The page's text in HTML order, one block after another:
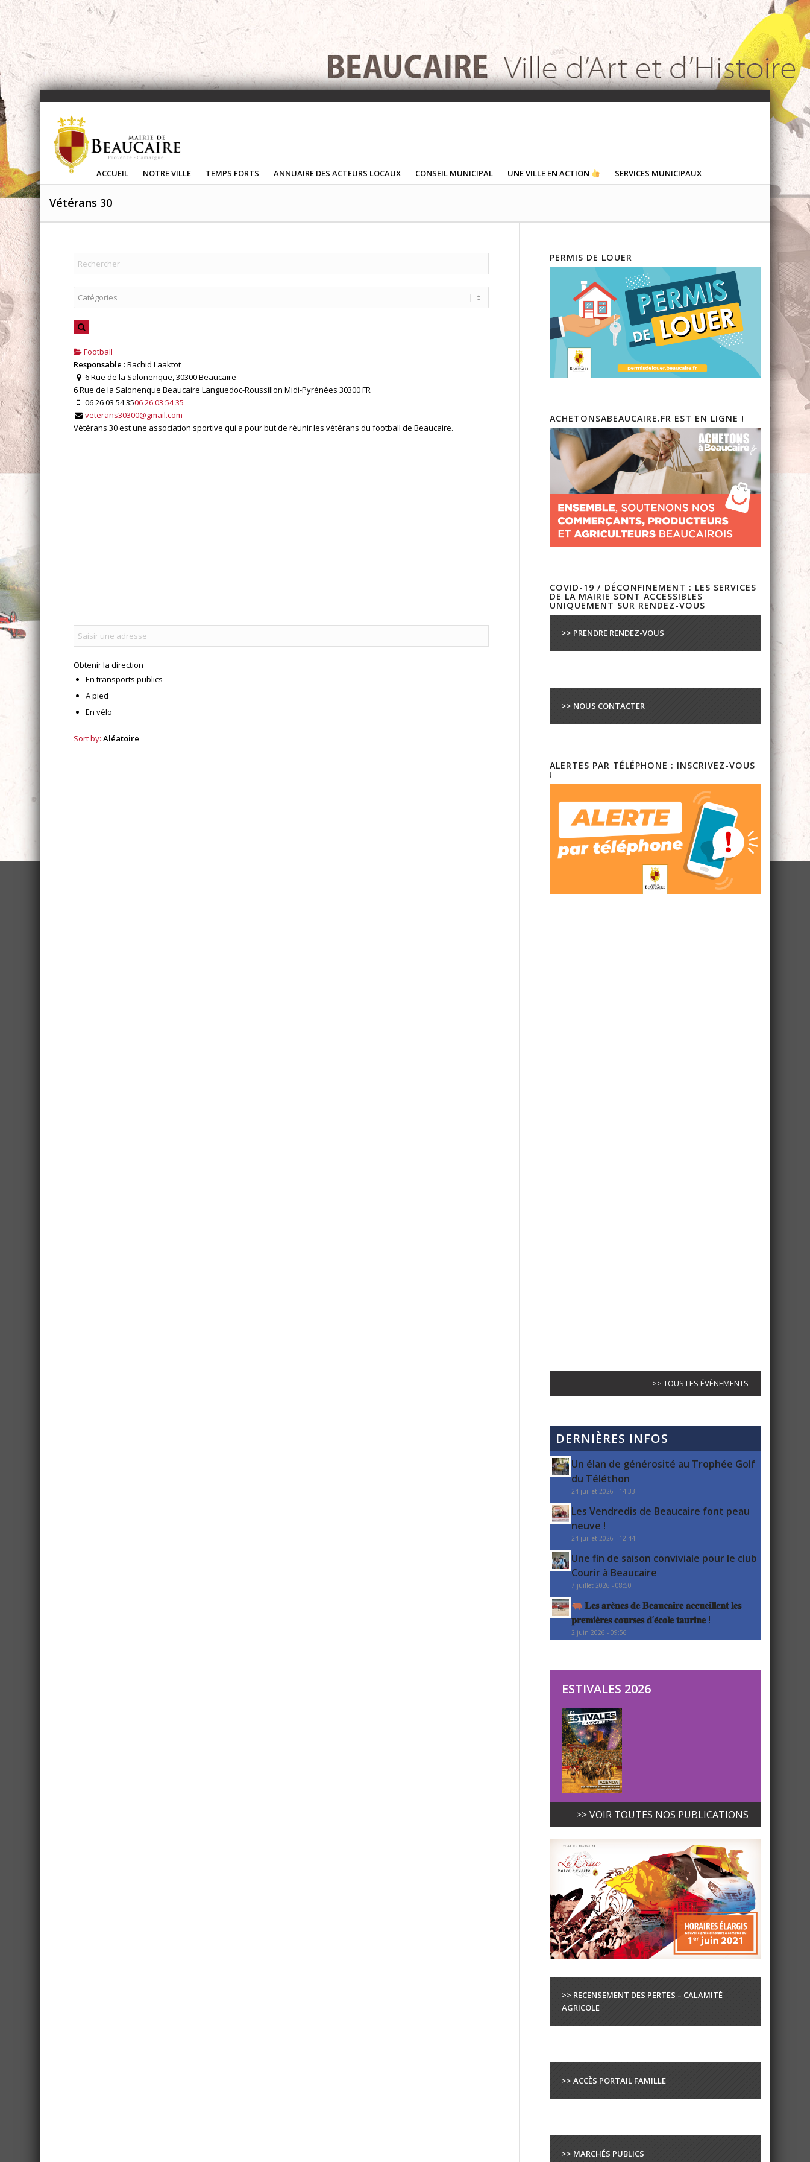
ACCUEIL NOTRE VILLE TEMPS FORTS ANNUAIRE DES ACTEURS LOCAUX CONSEIL MUNICIPAL UNE VILLE EN ACTION SERVICES MUNICIPAUX
Vétérans 30
Football
Responsable :Rachid Laaktot
6 Rue de la Salonenque, 30300 Beaucaire
6 Rue de la Salonenque Beaucaire Languedoc-Roussillon Midi-Pyrénées 30300FR
06 26 03 54 3506 26 03 54 35
veterans30300@gmail.com
Vétérans 30 est une association sportive qui a pour but de réunir les vétérans du football de Beaucaire.
Obtenir la direction
En transports publics
A pied
En vélo
Sort by:Aléatoire
PERMIS DE LOUER
ACHETONSABEAUCAIRE.FR EST EN LIGNE !
COVID-19 / DÉCONFINEMENT : LES SERVICES
DE LA MAIRIE SONT ACCESSIBLES
UNIQUEMENT SUR RENDEZ-VOUS
>> PRENDRE RENDEZ-VOUS
>> NOUS CONTACTER
ALERTES PAR TÉLÉPHONE : INSCRIVEZ-VOUS
!
>> TOUS LES ÉVÈNEMENTS
DERNIÈRES INFOS
Un élan de générosité au Trophée Golf
du Téléthon
24 juillet 2026 - 14:33
Les Vendredis de Beaucaire font peau
neuve !
24 juillet 2026 - 12:44
Une fin de saison conviviale pour le club
Courir à Beaucaire
7 juillet 2026 - 08:50
𝐋𝐞𝐬 𝐚𝐫𝐞̀𝐧𝐞𝐬 𝐝𝐞 𝐁𝐞𝐚𝐮𝐜𝐚𝐢𝐫𝐞 𝐚𝐜𝐜𝐮𝐞𝐢𝐥𝐥𝐞𝐧𝐭 𝐥𝐞𝐬
𝐩𝐫𝐞𝐦𝐢𝐞̀𝐫𝐞𝐬 𝐜𝐨𝐮𝐫𝐬𝐞𝐬 𝐝’𝐞́𝐜𝐨𝐥𝐞 𝐭𝐚𝐮𝐫𝐢𝐧𝐞 !
2 juin 2026 - 09:56
ESTIVALES 2026
>> VOIR TOUTES NOS PUBLICATIONS
>> RECENSEMENT DES PERTES – CALAMITÉ
AGRICOLE
>> ACCÈS PORTAIL FAMILLE
>> MARCHÉS PUBLICS